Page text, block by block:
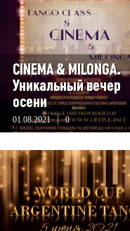
CINEMA & MILONGA.
Уникальный вечер
осени
01.08.2021 0